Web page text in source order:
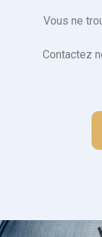
Vous ne
Contactez